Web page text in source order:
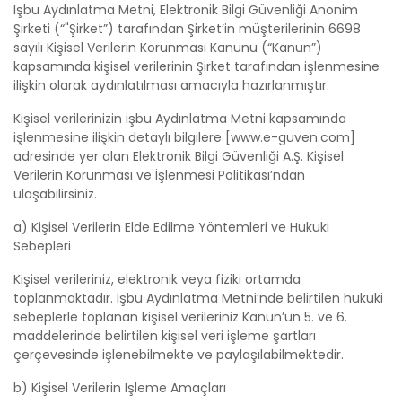
İşbu Aydınlatma Metni, Elektronik Bilgi Güvenliği Anonim
Şirketi (“"Şirket”) tarafından Şirket’in müşterilerinin 6698
sayılı Kişisel Verilerin Korunması Kanunu (“Kanun”)
kapsamında kişisel verilerinin Şirket tarafından işlenmesine
ilişkin olarak aydınlatılması amacıyla hazırlanmıştır.
Kişisel verilerinizin işbu Aydınlatma Metni kapsamında
işlenmesine ilişkin detaylı bilgilere [www.e-guven.com]
adresinde yer alan Elektronik Bilgi Güvenliği A.Ş. Kişisel
Verilerin Korunması ve İşlenmesi Politikası’ndan
ulaşabilirsiniz.
a) Kişisel Verilerin Elde Edilme Yöntemleri ve Hukuki
Sebepleri
Kişisel verileriniz, elektronik veya fiziki ortamda
toplanmaktadır. İşbu Aydınlatma Metni’nde belirtilen hukuki
sebeplerle toplanan kişisel verileriniz Kanun’un 5. ve 6.
maddelerinde belirtilen kişisel veri işleme şartları
çerçevesinde işlenebilmekte ve paylaşılabilmektedir.
b) Kişisel Verilerin İşleme Amaçları